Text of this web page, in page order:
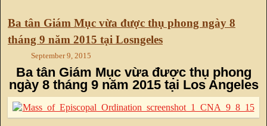
Ba tân Giám Mục vừa được thụ phong ngày 8
tháng 9 năm 2015 tại Losngeles
September 9, 2015
Ba tân Giám Mục vừa được thụ phong
ngày 8 tháng 9 năm 2015 tại Los Angeles